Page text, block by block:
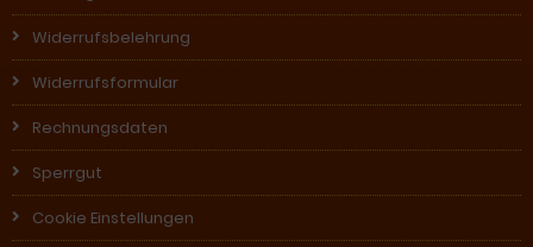
Widerrufsbelehrung
Widerrufsformular
Rechnungsdaten
Sperrgut
Cookie Einstellungen